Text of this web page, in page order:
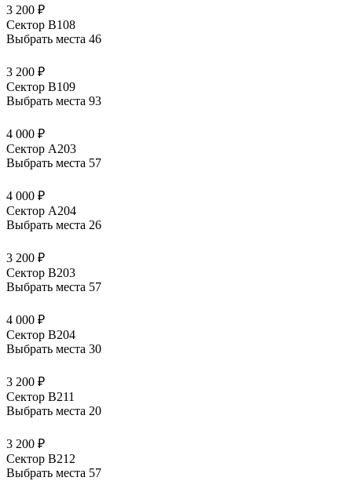
3 200 ₽
Сектор В108
Выбрать места 46
3 200 ₽
Сектор В109
Выбрать места 93
4 000 ₽
Сектор А203
Выбрать места 57
4 000 ₽
Сектор А204
Выбрать места 26
3 200 ₽
Сектор В203
Выбрать места 57
4 000 ₽
Сектор В204
Выбрать места 30
3 200 ₽
Сектор В211
Выбрать места 20
3 200 ₽
Сектор В212
Выбрать места 57